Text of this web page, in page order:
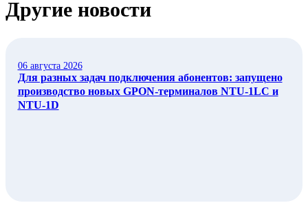
Другие новости
06 августа 2026
Для разных задач подключения абонентов: запущено
производство новых GPON-терминалов NTU-1LC и
NTU-1D